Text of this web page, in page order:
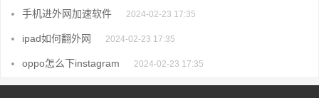
手机进外网加速软件 2024-02-23 17:35
ipad如何翻外网 2024-02-23 17:35
oppo怎么下instagram 2024-02-23 17:35